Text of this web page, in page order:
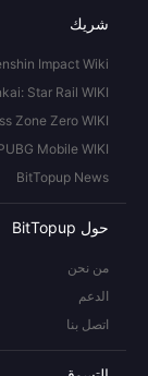
شريك
Impact Wiki
Star Rail WIKI
Zone Zero WIKI
Mobile WIKI
BitTopup News
حول BitTopup
من نحن
الدعم
اتصل بنا